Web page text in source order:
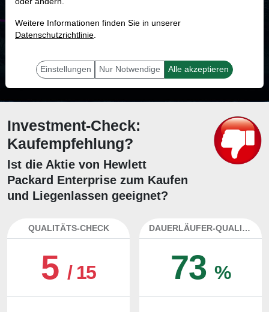
74.0 %
mit dieser Aktie erfolgreich sein.
Investment-Check:
Kaufempfehlung?
Ist die Aktie von Hewlett
Packard Enterprise zum Kaufen
und Liegenlassen geeignet?
QUALITÄTS-CHECK
5/ 15
DAUERLÄUFER-QUALITÄTEN
73%
Weitere Informationen finden Sie in unserer
Datenschutzrichtlinie.
Einstellungen Nur Notwendige Alle akzeptieren